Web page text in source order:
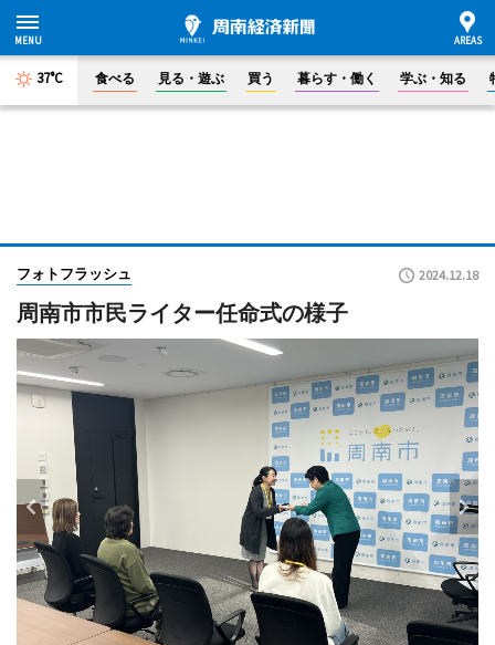
37°C 食べる 見る・遊ぶ 買う 暮らす・働く 学ぶ・知る
フォトフラッシュ 2024.12.18
周南市市民ライター任命式の様子